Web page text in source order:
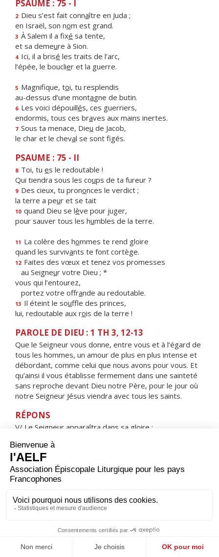
PSAUME : 75 - I
2 Dieu s’est fait connaître en Juda ;
en Israël, son nom est grand.
3 À Salem il a fixé sa tente,
et sa demeure à Sion.
4 Ici, il a brisé les traits de l’arc,
l’épée, le bouclier et la guerre.
5 Magnifique, toi, tu resplendis
au-dessus d’une montagne de butin.
6 Les voici dépouillés, ces guerriers,
endormis, tous ces braves aux mains inertes.
7 Sous ta menace, Dieu de Jacob,
le char et le cheval se sont figés.
PSAUME : 75 - II
8 Toi, tu es le redoutable !
Qui tiendra sous les coups de ta fureur ?
9 Des cieux, tu prononces le verdict ;
la terre a peur et se tait
10 quand Dieu se lève pour juger,
pour sauver tous les humbles de la terre.
11 La colère des hommes te rend gloire
quand les survivants te font cortège.
12 Faites des vœux et tenez vos promesses
au Seigneur votre Dieu ; *
vous qui l’entourez,
portez votre offrande au redoutable.
13 Il éteint le souffle des princes,
lui, redoutable aux rois de la terre !
PAROLE DE DIEU : 1 TH 3, 12-13
Que le Seigneur vous donne, entre vous et à l’égard de
tous les hommes, un amour de plus en plus intense et
débordant, comme celui que nous avons pour vous. Et
qu’ainsi il vous établisse fermement dans une sainteté
sans reproche devant Dieu notre Père, pour le jour où
notre Seigneur Jésus viendra avec tous les saints.
RÉPONS
V/ Le Seigneur apparaîtra dans sa gloire :
ORAISON
Seigneur tout-puissant et miséricordieux, ne laisse pas
le souci de nos tâches présentes entraver notre
cette intelligence du cœur qui nous prépare à l'accueillir
et nous fait entrer dans sa propre vie. Lui qui règne.